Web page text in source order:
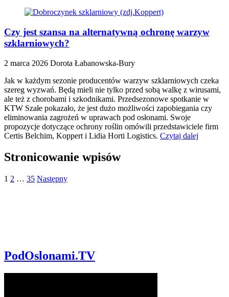
Czy jest szansa na alternatywną ochronę warzyw
szklarniowych?
2 marca 2026 Dorota Łabanowska-Bury
Jak w każdym sezonie producentów warzyw szklarniowych czeka
szereg wyzwań. Będą mieli nie tylko przed sobą walkę z wirusami,
ale też z chorobami i szkodnikami. Przedsezonowe spotkanie w
KTW Szałe pokazało, że jest dużo możliwości zapobiegania czy
eliminowania zagrożeń w uprawach pod osłonami. Swoje
propozycje dotyczące ochrony roślin omówili przedstawiciele firm
Certis Belchim, Koppert i Lidia Horti Logistics. Czytaj dalej
Stronicowanie wpisów
1 2 … 35 Następny
PodOslonami.TV